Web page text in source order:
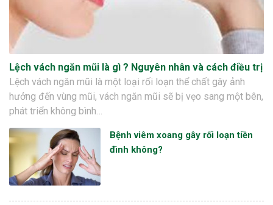
Lệch vách ngăn mũi là gì ? Nguyên nhân và cách điều trị
Lệch vách ngăn mũi là một loại rối loạn thể chất gây ảnh
hưởng đến vùng mũi, vách ngăn mũi sẽ bị vẹo sang một bên,
phát triển không bình…
Bệnh viêm xoang gây rối loạn tiền
đình không?